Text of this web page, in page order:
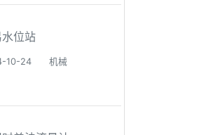
位站
10-24 机械